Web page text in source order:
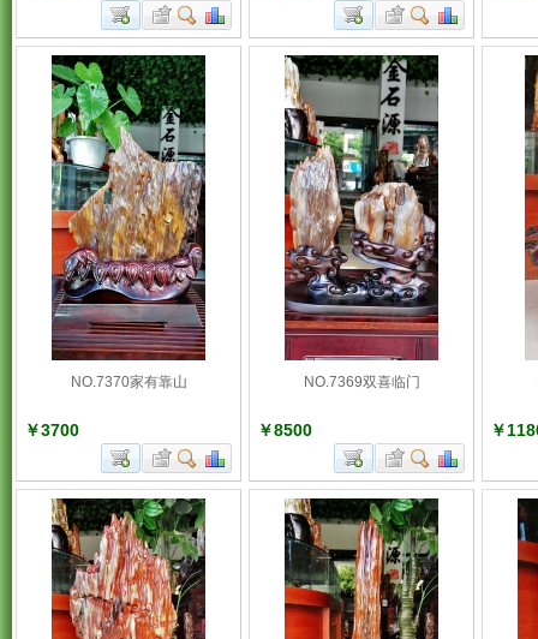
NO.7370家有靠山
￥3700
NO.7369双喜临门
￥8500 ￥